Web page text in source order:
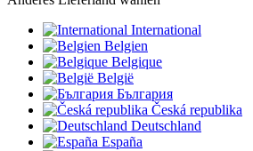
International
Belgien
Belgique
België
България
Česká republika
Deutschland
España